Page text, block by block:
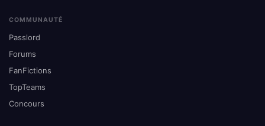
COMMUNAUTÉ
Passlord
Forums
FanFictions
TopTeams
Concours